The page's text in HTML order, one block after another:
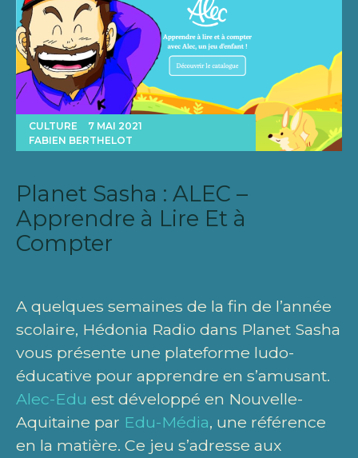
CULTURE
7 MAI 2021
FABIEN BERTHELOT
Planet Sasha : ALEC –
Apprendre à Lire Et à
Compter
A quelques semaines de la fin de l’année
scolaire, Hédonia Radio dans Planet Sasha
vous présente une plateforme ludo-
éducative pour apprendre en s’amusant.
Alec-Edu est développé en Nouvelle-
Aquitaine par Edu-Média, une référence
en la matière. Ce jeu s’adresse aux